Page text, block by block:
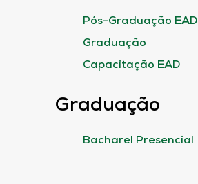
Pós-Graduação EAD
Graduação
Capacitação EAD
Graduação
Bacharel Presencial